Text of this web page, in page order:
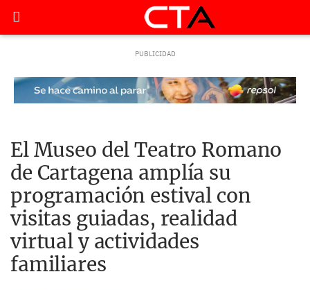
El Museo del Teatro Romano
de Cartagena amplía su
programación estival con
visitas guiadas, realidad
virtual y actividades
familiares